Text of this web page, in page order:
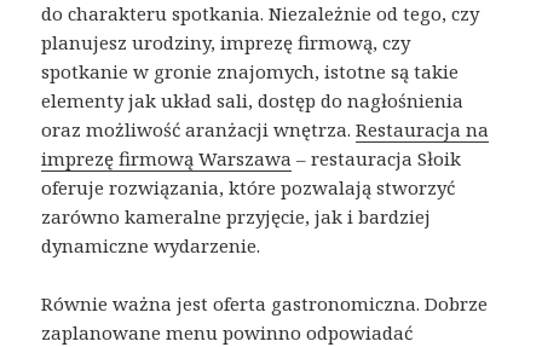
do charakteru spotkania. Niezależnie od tego, czy
planujesz urodziny, imprezę firmową, czy
spotkanie w gronie znajomych, istotne są takie
elementy jak układ sali, dostęp do nagłośnienia
oraz możliwość aranżacji wnętrza.Restauracja na
imprezę firmową Warszawa – restauracja Słoik
oferuje rozwiązania, które pozwalają stworzyć
zarówno kameralne przyjęcie, jak i bardziej
dynamiczne wydarzenie.
Równie ważna jest oferta gastronomiczna. Dobrze
zaplanowane menu powinno odpowiadać